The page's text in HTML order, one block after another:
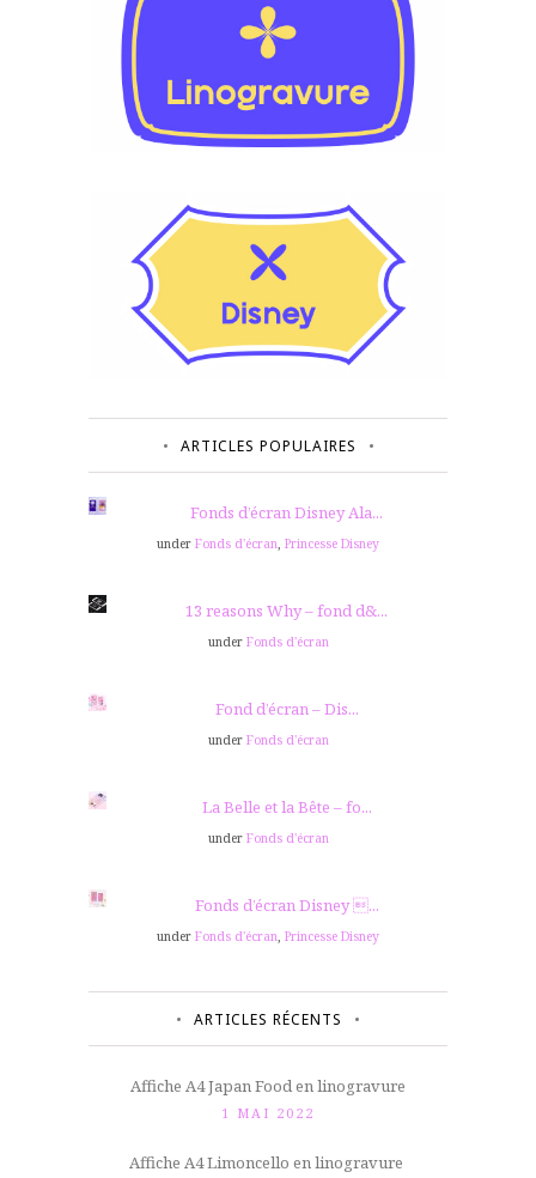
ARTICLES POPULAIRES
Fonds d’écran Disney Ala...
under Fonds d'écran Princesse Disney
13 reasons Why – fond d&...
under Fonds d'écran
Fond d’écran – Dis...
under Fonds d'écran
La Belle et la Bête – fo...
under Fonds d'écran
Fonds d’écran Disney ...
under Fonds d'écran Princesse Disney
ARTICLES RÉCENTS
Affiche A4 Japan Food en linogravure
1 MAI 2022
Affiche A4 Limoncello en linogravure